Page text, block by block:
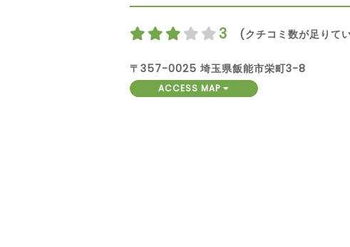
3 (クチコミ数が足りて
〒357-0025 埼玉県飯能市栄町3-8
ACCESS MAP